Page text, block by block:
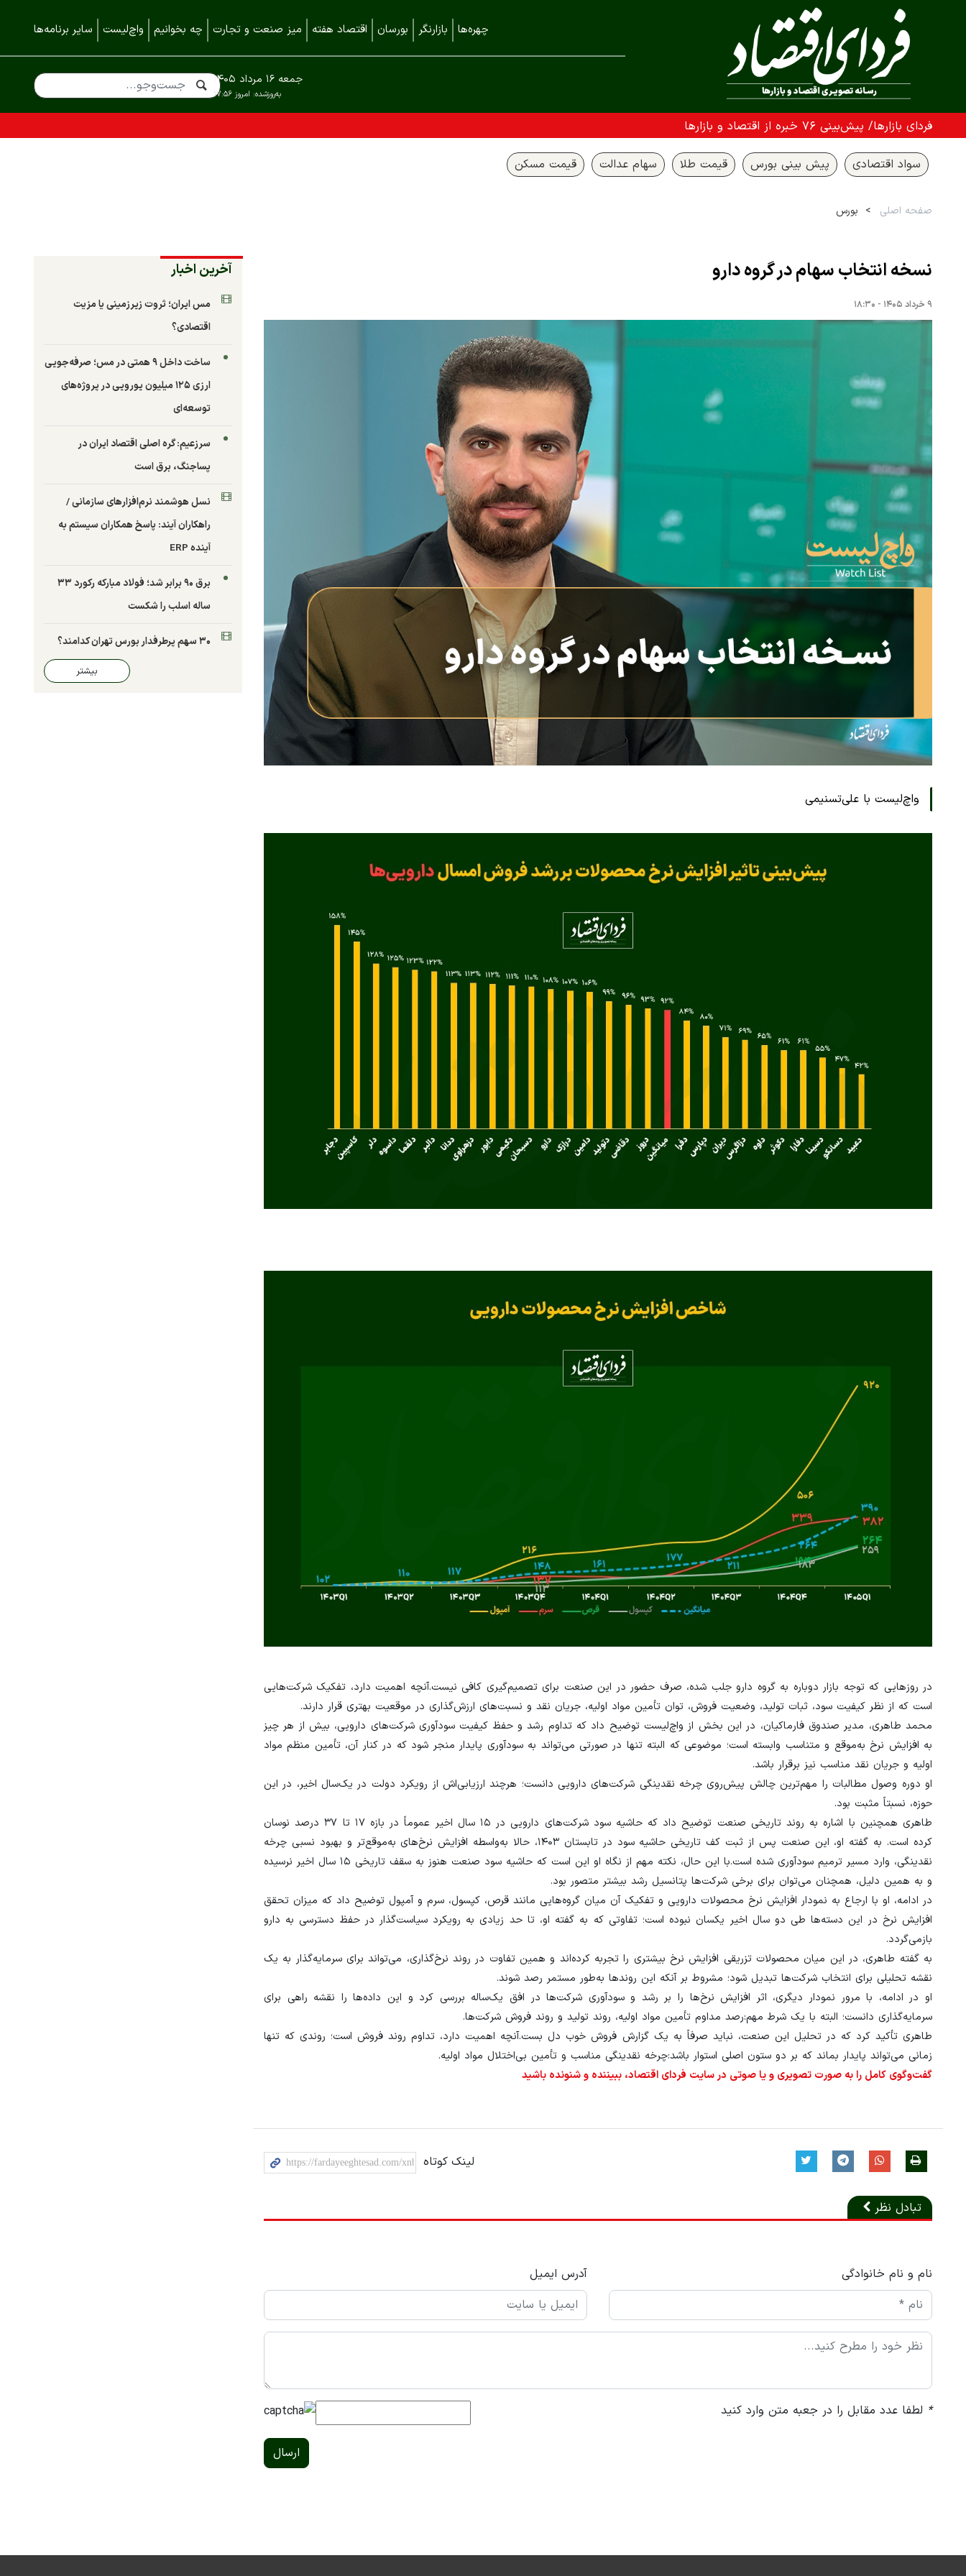
چهره‌ها بازارنگر بورسان اقتصاد هفته میز صنعت و تجارت چه بخوانیم واچ‌لیست سایر برنامه‌ها
به‌روزشده: امروز ۱۷:۵۶
جمعه ۱۶ مرداد ۱۴۰۵
فردای بازارها/ پیش‌بینی ۷۶ خبره از اقتصاد و بازارها
سواد اقتصادی پیش بینی بورس قیمت طلا سهام عدالت قیمت مسکن
صفحه اصلی بورس
نسخه انتخاب سهام در گروه دارو
۹ خرداد ۱۴۰۵ - ۱۸:۳۰
واچ‌لیست با علی‌تسنیمی
در روزهایی که توجه بازار دوباره به گروه دارو جلب شده، صرف حضور در این صنعت برای تصمیم‌گیری کافی نیست.آنچه اهمیت دارد، تفکیک شرکت‌هایی
است که از نظر کیفیت سود، ثبات تولید، وضعیت فروش، توان تأمین مواد اولیه، جریان نقد و نسبت‌های ارزش‌گذاری در موقعیت بهتری قرار دارند.
محمد طاهری، مدیر صندوق فارماکیان، در این بخش از واچ‌لیست توضیح داد که تداوم رشد و حفظ کیفیت سودآوری شرکت‌های دارویی، بیش از هر چیز
به افزایش نرخ به‌موقع و متناسب وابسته است؛ موضوعی که البته تنها در صورتی می‌تواند به سودآوری پایدار منجر شود که در کنار آن، تأمین منظم مواد
اولیه و جریان نقد مناسب نیز برقرار باشد.
او دوره وصول مطالبات را مهم‌ترین چالش پیش‌روی چرخه نقدینگی شرکت‌های دارویی دانست؛ هرچند ارزیابی‌اش از رویکرد دولت در یک‌سال اخیر، در این
حوزه، نسبتاً مثبت بود.
طاهری همچنین با اشاره به روند تاریخی صنعت توضیح داد که حاشیه سود شرکت‌های دارویی در ۱۵ سال اخیر عموماً در بازه ۱۷ تا ۳۷ درصد نوسان
کرده است. به گفته او، این صنعت پس از ثبت کف تاریخی حاشیه سود در تابستان ۱۴۰۳، حالا به‌واسطه افزایش نرخ‌های به‌موقع‌تر و بهبود نسبی چرخه
نقدینگی، وارد مسیر ترمیم سودآوری شده است.با این حال، نکته مهم از نگاه او این است که حاشیه سود صنعت هنوز به سقف تاریخی ۱۵ سال اخیر نرسیده
و به همین دلیل، همچنان می‌توان برای برخی شرکت‌ها پتانسیل رشد بیشتر متصور بود.
در ادامه، او با ارجاع به نمودار افزایش نرخ محصولات دارویی و تفکیک آن میان گروه‌هایی مانند قرص، کپسول، سرم و آمپول توضیح داد که میزان تحقق
افزایش نرخ در این دسته‌ها طی دو سال اخیر یکسان نبوده است؛ تفاوتی که به گفته او، تا حد زیادی به رویکرد سیاست‌گذار در حفظ دسترسی به دارو
بازمی‌گردد.
به گفته طاهری، در این میان محصولات تزریقی افزایش نرخ بیشتری را تجربه کرده‌اند و همین تفاوت در روند نرخ‌گذاری، می‌تواند برای سرمایه‌گذار به یک
نقشه تحلیلی برای انتخاب شرکت‌ها تبدیل شود؛ مشروط بر آنکه این روندها به‌طور مستمر رصد شوند.
او در ادامه، با مرور نمودار دیگری، اثر افزایش نرخ‌ها را بر رشد و سودآوری شرکت‌ها در افق یک‌ساله بررسی کرد و این داده‌ها را نقشه راهی برای
سرمایه‌گذاری دانست؛ البته با یک شرط مهم:رصد مداوم تأمین مواد اولیه، روند تولید و روند فروش شرکت‌ها.
طاهری تأکید کرد که در تحلیل این صنعت، نباید صرفاً به یک گزارش فروش خوب دل بست.آنچه اهمیت دارد، تداوم روند فروش است؛ روندی که تنها
زمانی می‌تواند پایدار بماند که بر دو ستون اصلی استوار باشد:چرخه نقدینگی مناسب و تأمین بی‌اختلال مواد اولیه.
گفت‌وگوی کامل را به صورت تصویری و یا صوتی در سایت فردای اقتصاد، ببیننده و شنونده باشید
لینک کوتاه
تبادل نظر
نام و نام خانوادگی آدرس ایمیل
* لطفا عدد مقابل را در جعبه متن وارد کنید
ارسال
آخرین اخبار
مس ایران؛ ثروت زیرزمینی یا مزیت
اقتصادی؟
ساخت داخل ۹ همتی در مس؛ صرفه‌جویی
ارزی ۱۲۵ میلیون یورویی در پروژه‌های
توسعه‌ای
سرزعیم: گره اصلی اقتصاد ایران در
پساجنگ، برق است
نسل هوشمند نرم‌افزارهای سازمانی /
راهکاران آیند: پاسخ همکاران سیستم به
آینده ERP
برق ۹۰ برابر شد؛ فولاد مبارکه رکورد ۳۳
ساله اسلب را شکست
۳۰ سهم پرطرفدار بورس تهران کدامند؟
بیشتر